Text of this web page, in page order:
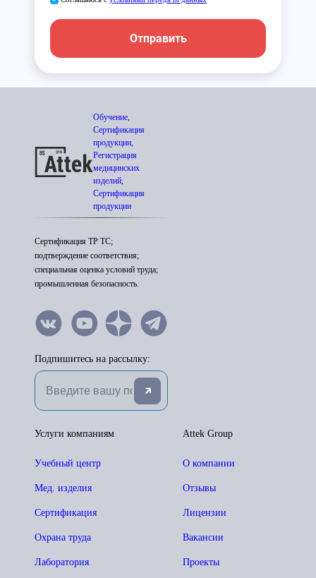
Отправить
Обучение,
Сертификация
продукции,
Регистрация
медицинских
изделий,
Сертификация
продукции
Сертификация ТР ТС;
подтверждение соответствия;
специальная оценка условий труда;
промышленная безопасность.
Подпишитесь на рассылку:
Attek Group
О компании
Отзывы
Лицензии
Вакансии
Проекты
Услуги компаниям
Учебный центр
Мед. изделия
Сертификация
Охрана труда
Лаборатория